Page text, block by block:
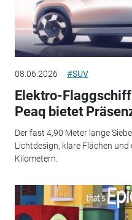
08.06.2026 #SUV
Elektro-
Peaq bietet
Der fast 4,90 Meter lange
Lichtdesign, klare Flächen
Kilometern.